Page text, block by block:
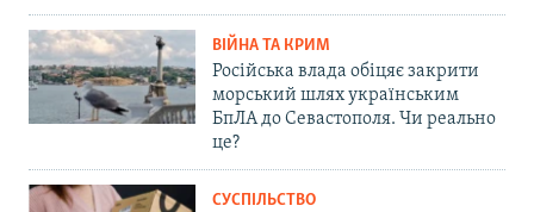
ВІЙНА ТА КРИМ
Російська влада обіцяє закрити
морський шлях українським
БпЛА до Севастополя. Чи реально
це?
СУСПІЛЬСТВО